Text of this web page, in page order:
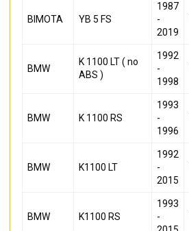
BIMOTA YB 5 FS
1987
-
2019
BMW
K 1100 LT ( no
ABS )
1992
-
1998
BMW K 1100 RS
1993
-
1996
BMW K1100 LT
1992
-
2015
BMW K1100 RS
1993
-